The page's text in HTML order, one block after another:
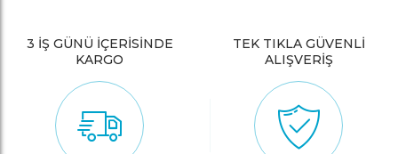
3 İŞ GÜNÜ İÇERİSİNDE
KARGO
TEK TIKLA GÜVENLİ
ALIŞVERİŞ